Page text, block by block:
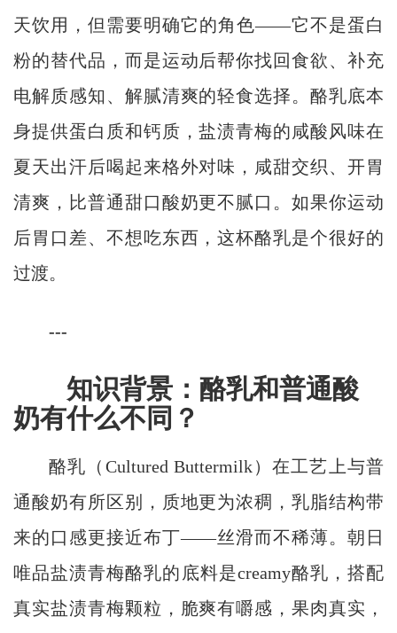
天饮用，但需要明确它的角色——它不是蛋白
粉的替代品，而是运动后帮你找回食欲、补充
电解质感知、解腻清爽的轻食选择。酪乳底本
身提供蛋白质和钙质，盐渍青梅的咸酸风味在
夏天出汗后喝起来格外对味，咸甜交织、开胃
清爽，比普通甜口酸奶更不腻口。如果你运动
后胃口差、不想吃东西，这杯酪乳是个很好的
过渡。
---
知识背景：酪乳和普通酸
奶有什么不同？
酪乳（Cultured Buttermilk）在工艺上与普
通酸奶有所区别，质地更为浓稠，乳脂结构带
来的口感更接近布丁——丝滑而不稀薄。朝日
唯品盐渍青梅酪乳的底料是creamy酪乳，搭配
真实盐渍青梅颗粒，脆爽有嚼感，果肉真实，